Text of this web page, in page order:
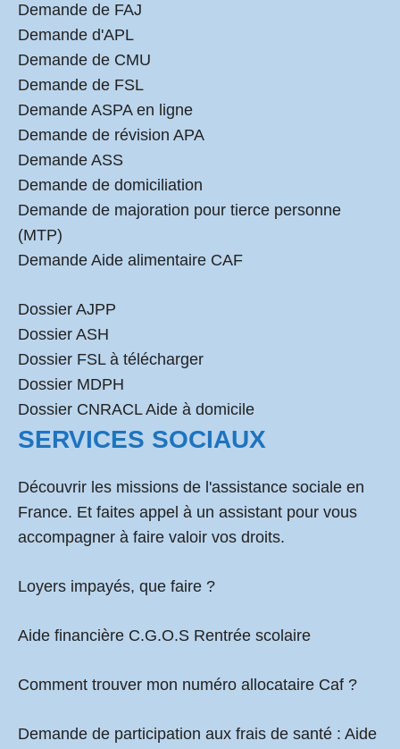
Demande de FAJ
Demande d'APL
Demande de CMU
Demande de FSL
Demande ASPA en ligne
Demande de révision APA
Demande ASS
Demande de domiciliation
Demande de majoration pour tierce personne
(MTP)
Demande Aide alimentaire CAF
Dossier AJPP
Dossier ASH
Dossier FSL à télécharger
Dossier MDPH
Dossier CNRACL Aide à domicile
SERVICES SOCIAUX
Découvrir les missions de l'assistance sociale en
France. Et faites appel à un assistant pour vous
accompagner à faire valoir vos droits.
Loyers impayés, que faire ?
Aide financière C.G.O.S Rentrée scolaire
Comment trouver mon numéro allocataire Caf ?
Demande de participation aux frais de santé : Aide